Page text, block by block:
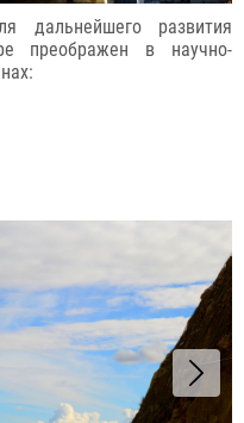
дальнейшего развития
преображен в научно-